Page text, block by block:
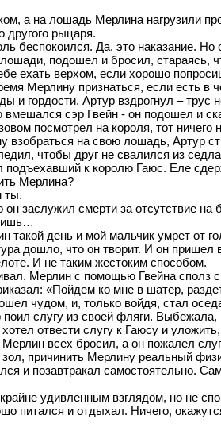
а на лошадь Мерлина нагрузили
другого рыцаря.
беспокоился. Да, это наказание. Но
подошел и бросил, стараясь,
ехать верхом, если хорошо
Мерлину признаться, если есть в
и гордости. Артур вздрогнул –
вмешался сэр Гвейн - он подошел и
посмотрел на короля, тот ничего
взобраться на свою лошадь, Артур
чтобы друг не свалился из
подъехавший к королю Гаюс. Еле
Мерлина?
ты.
он заслужил смерти за отсутствие
такой день и мой мальчик умрет от
дошло, что он творит. И он
И не таким жестоким способом.
Мерлин с помощью Гвейна сполз
«Пойдем ко мне в шатер,
чудом, и, только войдя, стал
поил слугу из своей фляги.
отвести слугу к Гаюсу и
всех бросил, а он пожалел
причинить Мерлину реальный
и позавтракал самостоятельно.
удивленным взглядом, но не
питался и отдыхал. Ничего,